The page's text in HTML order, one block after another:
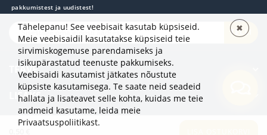
pakkumistest ja uudistest!
TELLI
TEAVE
LISAKS
KATEGOORIAD
Tähelepanu! See veebisait kasutab küpsiseid.
Meie veebisaidil kasutatakse küpsiseid teie
sirvimiskogemuse parendamiseks ja
isikupärastatud teenuste pakkumiseks.
Veebisaidi kasutamist jätkates nõustute
küpsiste kasutamisega. Te saate neid seadeid
hallata ja lisateavet selle kohta, kuidas me teie
andmeid kasutame, leida meie
Privaatsuspoliitikast.
✖